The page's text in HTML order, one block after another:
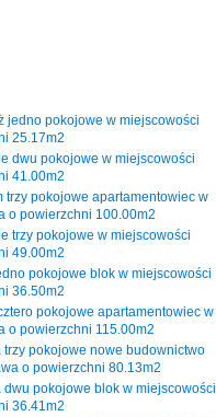
jedno pokojowe w miejscowości
25.17m2
dwu pokojowe w miejscowości
41.00m2
trzy pokojowe apartamentowiec w
o powierzchni 100.00m2
trzy pokojowe w miejscowości
49.00m2
pokojowe blok w miejscowości
36.50m2
pokojowe apartamentowiec w
o powierzchni 115.00m2
pokojowe nowe budownictwo
o powierzchni 80.13m2
pokojowe blok w miejscowości
36.41m2